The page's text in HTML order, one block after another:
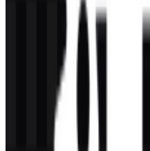
Format file yang tersedia adalah
Siapa yang membuat
Rust dibuat oleh Graydon
Mozilla Research.
Apa yang membuat
Identitas ini khas karena
dengan huruf “R” di tengah,